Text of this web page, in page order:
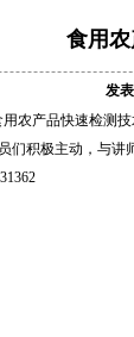
食用
发
农产品快速检测技
们积极主动，与讲